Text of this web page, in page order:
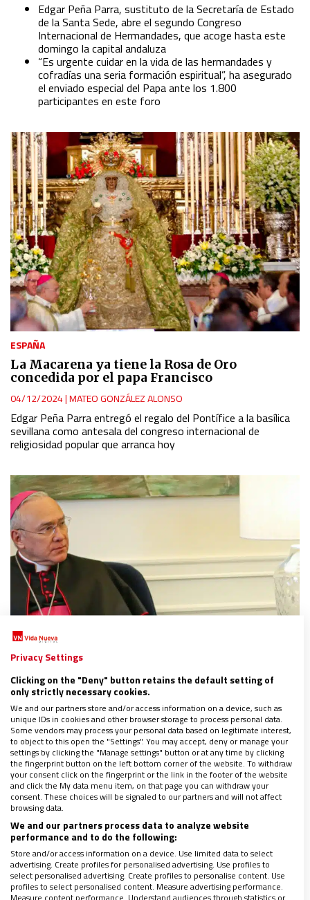
Edgar Peña Parra, sustituto de la Secretaría de Estado
de la Santa Sede, abre el segundo Congreso
Internacional de Hermandades, que acoge hasta este
domingo la capital andaluza
“Es urgente cuidar en la vida de las hermandades y
cofradías una seria formación espiritual”, ha asegurado
el enviado especial del Papa ante los 1.800
participantes en este foro
ESPAÑA
La Macarena ya tiene la Rosa de Oro
concedida por el papa Francisco
04/12/2024|MATEO GONZÁLEZ ALONSO
Edgar Peña Parra entregó el regalo del Pontífice a la basílica
sevillana como antesala del congreso internacional de
religiosidad popular que arranca hoy
ESPAÑA|VATICANO
Edgar Peña Parra, el número 3 del Vaticano,
delegado papal en el Congreso de
Hermandades de Sevilla
29/11/2024|JOSÉ BELTRÁN
Francisco designa al sustituto de la Secretaría de Estado para
representarle en el macroencuentro de piedad popular que se
celebra la semana que viene
Privacy Settings
Clicking on the "Deny" button retains the default setting of
only strictly necessary cookies.
We and our partners store and/or access information on a device, such as
unique IDs in cookies and other browser storage to process personal data.
Some vendors may process your personal data based on legitimate interest,
to object to this open the "Settings". You may accept, deny or manage your
settings by clicking the "Manage settings" button or at any time by clicking
the fingerprint button on the left bottom corner of the website. To withdraw
your consent click on the fingerprint or the link in the footer of the website
and click the My data menu item, on that page you can withdraw your
consent. These choices will be signaled to our partners and will not affect
browsing data.
We and our partners process data to analyze website
performance and to do the following:
Store and/or access information on a device. Use limited data to select
advertising. Create profiles for personalised advertising. Use profiles to
select personalised advertising. Create profiles to personalise content. Use
profiles to select personalised content. Measure advertising performance.
Measure content performance. Understand audiences through statistics or